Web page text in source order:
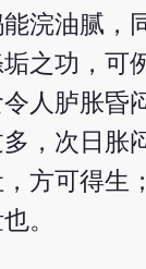
浣油腻，
之功，可
人胪胀昏
，次日胀
方可得生
。